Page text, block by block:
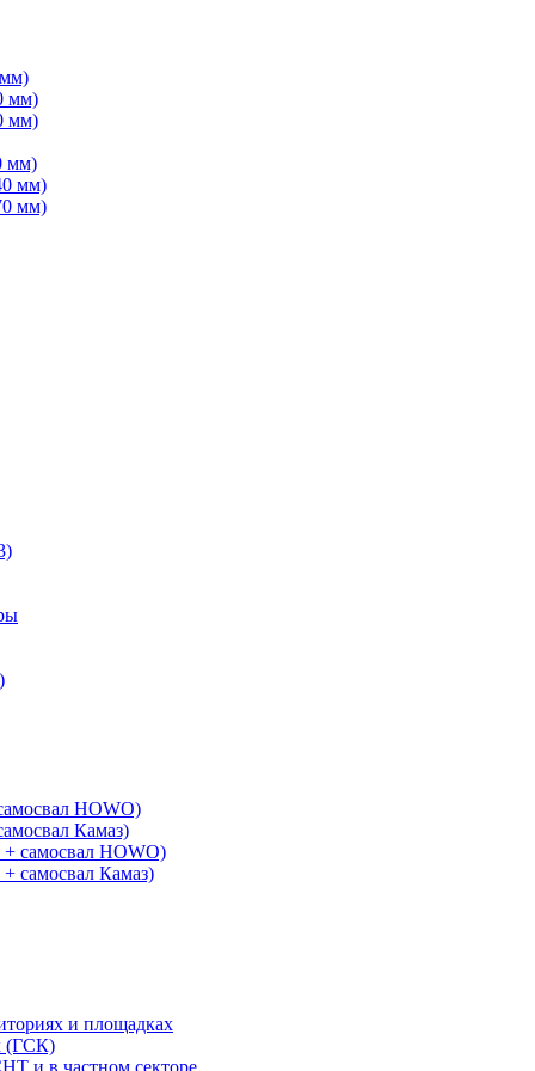
мм)
мм)
мм)
мм)
мм)
HOWO)
Камаз)
самосвал HOWO)
самосвал Камаз)
и площадках
(ГСК)
и в частном секторе